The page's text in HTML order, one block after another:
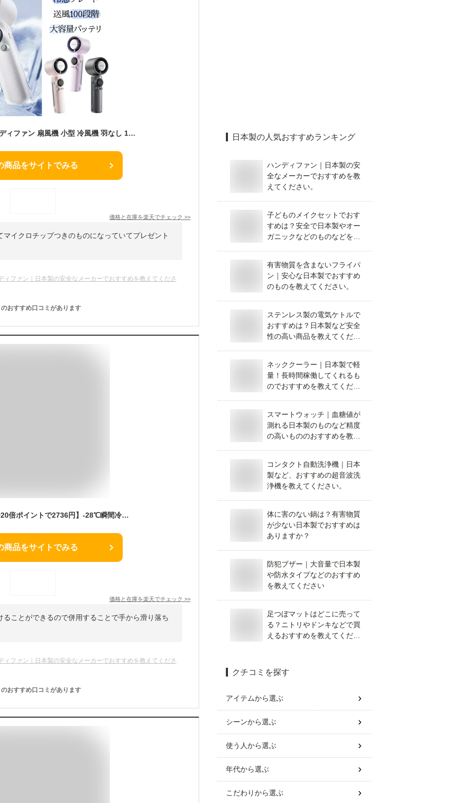
＼人気・重宝 ／ ハンディファン 扇風機 小型 冷風機 羽なし 1-100段階風量調節 冷却プレート 半導体冷却 冷風 長時間 携帯用扇風機 軽量 静音 小型扇風機 日本製マイクロチップ 子供用 usb扇風機 充電式 暑さ対策グッズ 最強 野球観戦 敬老の日プレゼント
商品をサイトでみる
価格と在庫を楽天でチェック >>
イクロチップつきのものになっていてプレゼント
ィファン｜日本製の安全なメーカーでおすすめを教えてくださ
のおすすめ口コミがあります
【51％OFFクーポン+20倍ポイントで2736円】-28℃瞬間冷却 新色登場 首掛け扇風機 ハンディファン 冷却プレート 暴風 静音 100段階 1台4役 日本製モーター 大風量 長時間 小型 通勤 通学 遠足 山登 キャンプ 運動 スポーツ 運動会 手持ち扇風機 ハンディ
商品をサイトでみる
価格と在庫を楽天でチェック >>
ことができるので併用することで手から滑り落ち
ィファン｜日本製の安全なメーカーでおすすめを教えてくださ
のおすすめ口コミがあります
日本製の人気おすすめランキング
ハンディファン｜日本製の安
全なメーカーでおすすめを教
えてください。
子どものメイクセットでおす
すめは？安全で日本製やオー
ガニックなどのものなどを教
有害物質を含まないフライパ
ン｜安心な日本製でおすすめ
のものを教えてください。
ステンレス製の電気ケトルで
おすすめは？日本製など安全
性の高い商品を教えてくださ
ネッククーラー｜日本製で軽
量！長時間稼働してくれるも
のでおすすめを教えてくださ
スマートウォッチ｜血糖値が
測れる日本製のものなど精度
の高いもののおすすめを教え
コンタクト自動洗浄機｜日本
製など、おすすめの超音波洗
浄機を教えてください。
体に害のない鍋は？有害物質
が少ない日本製でおすすめは
ありますか？
防犯ブザー｜大音量で日本製
や防水タイプなどのおすすめ
を教えてください
足つぼマットはどこに売って
る？ニトリやドンキなどで買
えるおすすめを教えてくださ
クチコミを探す
アイテムから選ぶ
シーンから選ぶ
使う人から選ぶ
年代から選ぶ
こだわりから選ぶ